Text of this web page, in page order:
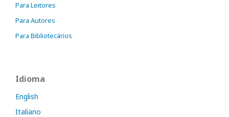
Para Leitores
Para Autores
Para Bibliotecários
Idioma
English
Italiano